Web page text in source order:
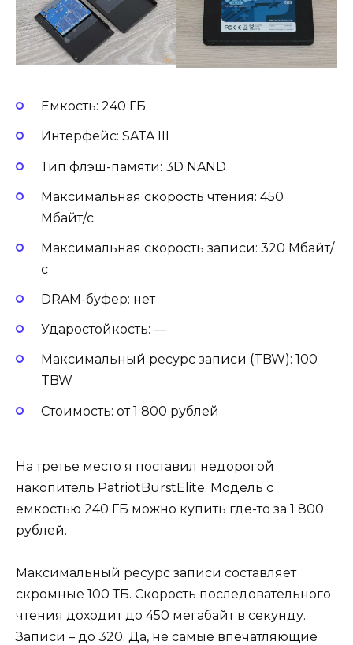
Емкость: 240 ГБ
Интерфейс: SATA III
Тип флэш-памяти: 3D NAND
Максимальная скорость чтения: 450
Мбайт/c
Максимальная скорость записи: 320 Мбайт/
с
DRAM-буфер: нет
Ударостойкость: —
Максимальный ресурс записи (TBW): 100
TBW
Стоимость: от 1 800 рублей
На третье место я поставил недорогой
накопитель PatriotBurstElite. Модель с
емкостью 240 ГБ можно купить где-то за 1 800
рублей.
Максимальный ресурс записи составляет
скромные 100 ТБ. Скорость последовательного
чтения доходит до 450 мегабайт в секунду.
Записи – до 320. Да, не самые впечатляющие